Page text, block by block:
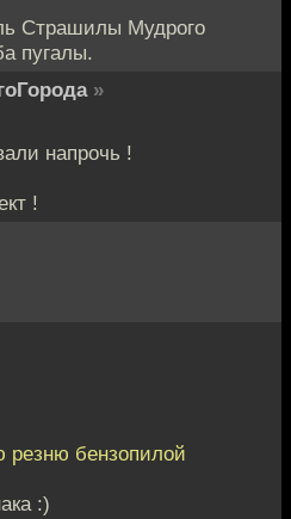
Страшилы Мудрого
пугалы.
»
напрочь !
!
резню бензопилой
:)